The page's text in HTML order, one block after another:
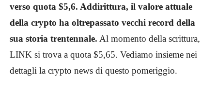
verso quota $5,6. Addirittura, il valore attuale
della crypto ha oltrepassato vecchi record della
sua storia trentennale. Al momento della scrittura,
LINK si trova a quota $5,65. Vediamo insieme nei
dettagli la crypto news di questo pomeriggio.